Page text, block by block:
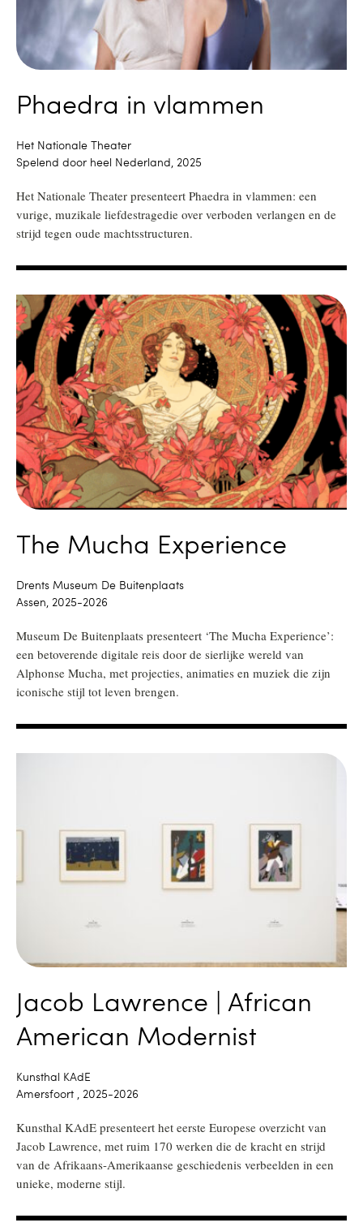
Phaedra in vlammen
Het Nationale Theater
Spelend door heel Nederland, 2025
Het Nationale Theater presenteert Phaedra in vlammen: een
vurige, muzikale liefdestragedie over verboden verlangen en de
strijd tegen oude machtsstructuren.
The Mucha Experience
Drents Museum De Buitenplaats
Assen, 2025-2026
Museum De Buitenplaats presenteert ‘The Mucha Experience’:
een betoverende digitale reis door de sierlijke wereld van
Alphonse Mucha, met projecties, animaties en muziek die zijn
iconische stijl tot leven brengen.
Jacob Lawrence | African
American Modernist
Kunsthal KAdE
Amersfoort , 2025-2026
Kunsthal KAdE presenteert het eerste Europese overzicht van
Jacob Lawrence, met ruim 170 werken die de kracht en strijd
van de Afrikaans-Amerikaanse geschiedenis verbeelden in een
unieke, moderne stijl.